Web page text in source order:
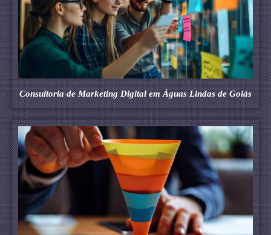
Consultoria de Marketing Digital em Águas Lindas de Goiás